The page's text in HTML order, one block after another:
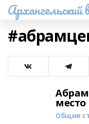
Архангельский
место
Общие